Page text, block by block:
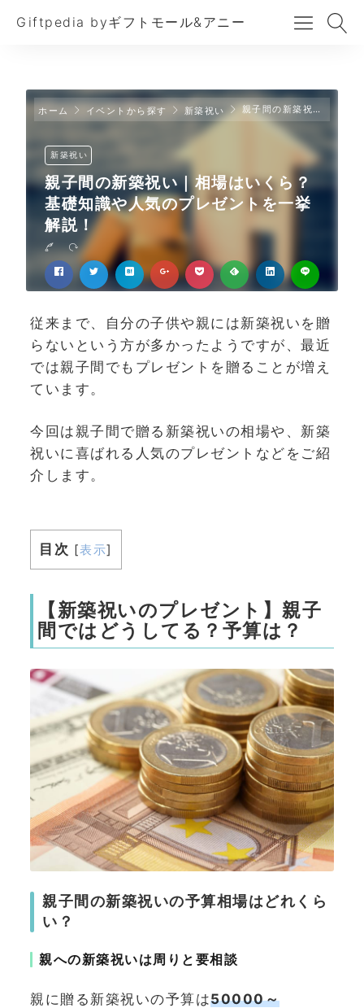
Giftpedia byギフトモール&アニー
ホーム イベントから探す 新築祝い 親子間の新築祝い｜相場はいくら？基礎知識や人気のプレゼントを一挙解説！
新築祝い
親子間の新築祝い｜相場はいくら？
基礎知識や人気のプレゼントを一挙
解説！
従来まで、自分の子供や親には新築祝いを贈
らないという方が多かったようですが、最近
では親子間でもプレゼントを贈ることが増え
ています。
今回は親子間で贈る新築祝いの相場や、新築
祝いに喜ばれる人気のプレゼントなどをご紹
介します。
目次 [表示]
【新築祝いのプレゼント】親子
間ではどうしてる？予算は？
親子間の新築祝いの予算相場はどれくら
い？
親への新築祝いは周りと要相談
親に贈る新築祝いの予算は50000～